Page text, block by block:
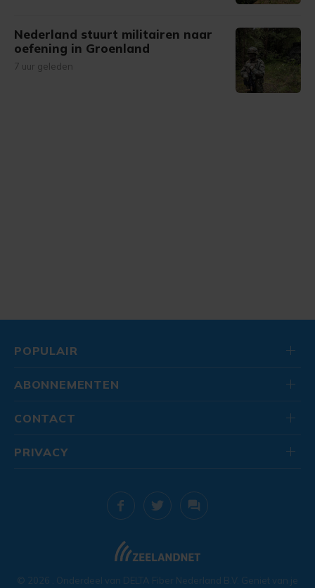
Nederland stuurt militairen naar
oefening in Groenland
7 uur geleden
POPULAIR
ABONNEMENTEN
CONTACT
© 2026 . Onderdeel van DELTA Fiber Nederland B.V. Geniet van je
PRIVACY